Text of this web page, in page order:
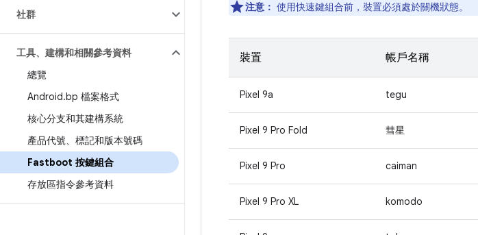
社群
工具、建構和相關參考資料
總覽
Android.bp 檔案格式
核心分支和其建構系統
產品代號、標記和版本號碼
Fastboot 按鍵組合
存放區指令參考資料
注意： 使用快速鍵組合前，裝置必須處於關機狀態。
裝置 帳戶名稱
Pixel 9a tegu
Pixel 9 Pro Fold 彗星
Pixel 9 Pro caiman
Pixel 9 Pro XL komodo